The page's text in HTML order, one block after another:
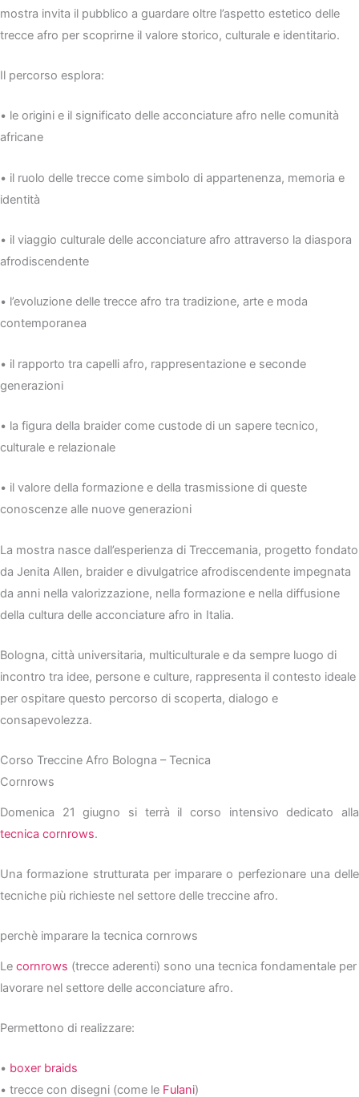
mostra invita il pubblico a guardare oltre l’aspetto estetico delle
trecce afro per scoprirne il valore storico, culturale e identitario.
Il percorso esplora:
• le origini e il significato delle acconciature afro nelle comunità
africane
• il ruolo delle trecce come simbolo di appartenenza, memoria e
identità
• il viaggio culturale delle acconciature afro attraverso la diaspora
afrodiscendente
• l’evoluzione delle trecce afro tra tradizione, arte e moda
contemporanea
• il rapporto tra capelli afro, rappresentazione e seconde
generazioni
• la figura della braider come custode di un sapere tecnico,
culturale e relazionale
• il valore della formazione e della trasmissione di queste
conoscenze alle nuove generazioni
La mostra nasce dall’esperienza di Treccemania, progetto fondato
da Jenita Allen, braider e divulgatrice afrodiscendente impegnata
da anni nella valorizzazione, nella formazione e nella diffusione
della cultura delle acconciature afro in Italia.
Bologna, città universitaria, multiculturale e da sempre luogo di
incontro tra idee, persone e culture, rappresenta il contesto ideale
per ospitare questo percorso di scoperta, dialogo e
consapevolezza.
Corso Treccine Afro Bologna – Tecnica
Cornrows
Domenica 21 giugno si terrà il corso intensivo dedicato alla
tecnica cornrows.
Una formazione strutturata per imparare o perfezionare una delle
tecniche più richieste nel settore delle treccine afro.
perchè imparare la tecnica cornrows
Le cornrows (trecce aderenti) sono una tecnica fondamentale per
lavorare nel settore delle acconciature afro.
Permettono di realizzare:
• boxer braids
• trecce con disegni (come le Fulani)